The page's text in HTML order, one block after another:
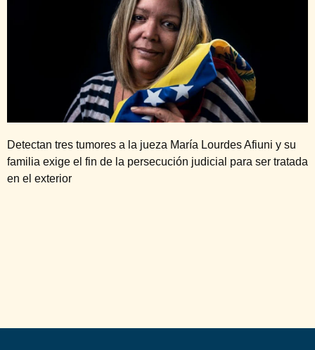
Detectan tres tumores a la jueza María Lourdes Afiuni y su
familia exige el fin de la persecución judicial para ser tratada
en el exterior